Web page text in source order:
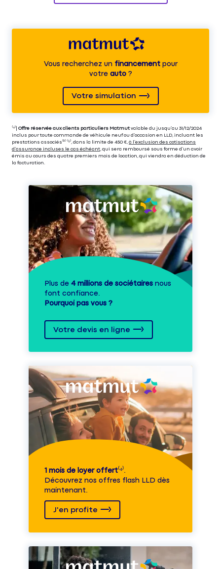
Vous recherchez unfinancementpour
votre auto?
Votre simulation
⁽⁴⁾| Offre réservée aux clients particuliers Matmut valable du jusqu’au 31/12/2024
inclus pour toute commande de véhicule neuf ou d’occasion en LLD, incluant les
prestations associés⁽³⁾ ⁽⁵⁾, dans la limite de 450 €, à l’exclusion des cotisations
d’assurance incluses le cas échéant, qui sera remboursé sous forme d’un avoir
émis au cours des quatre premiers mois de location, qui viendra en déduction de
la facturation.
Plus de 4 millions de sociétaires nous
font confiance.
Pourquoi pas vous ?
Votre devis en ligne
1 mois de loyer offert⁽⁴⁾.
Découvrez nos offres flash LLD dès
maintenant.
J'en profite